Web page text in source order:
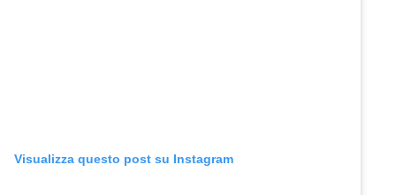
Visualizza questo post su Instagram